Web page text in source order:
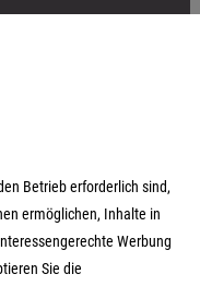
Betrieb erforderlich sind,
ermöglichen, Inhalte in
Werbung
Sie die